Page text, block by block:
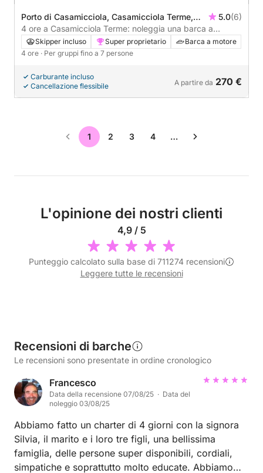
Porto di Casamicciola, Casamicciola Terme,
Italia
5.0(6)
4 ore a Casamicciola Terme: noleggia una barca a
motore e goditi
Skipper incluso Super proprietario
Barca a motore
4 ore · Per gruppi fino a 7 persone
Carburante incluso
Cancellazione flessibile
A partire da 270 €
1 2 3 4 …
L'opinione dei nostri clienti
4,9 / 5
Punteggio calcolato sulla base di 711274 recensioni
Leggere tutte le recensioni
Recensioni di barche
Le recensioni sono presentate in ordine cronologico
Francesco
Data della recensione 07/08/25 · Data del
noleggio 03/08/25
Abbiamo fatto un charter di 4 giorni con la signora
Silvia, il marito e i loro tre figli, una bellissima
famiglia, delle persone super disponibili, cordiali,
simpatiche e soprattutto molto educate. Abbiamo